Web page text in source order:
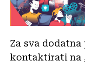
Za sva
kontaktirati na